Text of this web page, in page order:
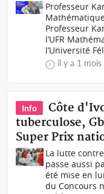
Professeur
Professeur
l’UFR
l’Université
il y a 1 mois
Info
Côte
tuberculose,
Super Prix
La lutte
passe aussi
été mise en
du Concours